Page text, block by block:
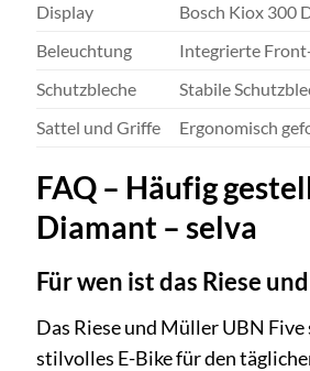
Display
Bosch Kiox 300
Beleuchtung
Integrierte
Schutzbleche
Stabile
Sattel und Griffe
Ergonomisch
FAQ – Häufig
Diamant – selva
Für wen ist das Riese
Das Riese und Müller UBN
stilvolles E-Bike für den